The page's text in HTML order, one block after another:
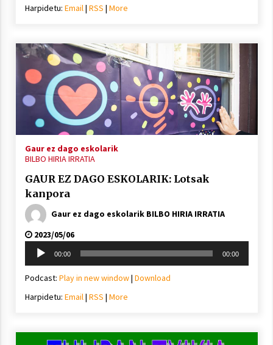
Harpidetu: Email| RSS | More
Gaur ez dago eskolarik
BILBO HIRIA IRRATIA
GAUR EZ DAGO ESKOLARIK: Lotsak
kanpora
Gaur ez dago eskolarik BILBO HIRIA IRRATIA
2023/05/06
Soinu
erreproduzigailua
00:00 00:00
Podcast: Play in new window| Download
Harpidetu: Email| RSS | More